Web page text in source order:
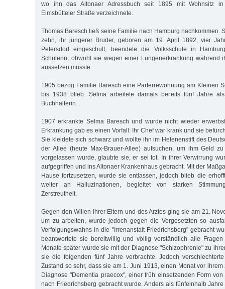
wo ihn das Altonaer Adressbuch seit 1895 mit Wohnsitz
Eimsbütteler Straße verzeichnete.
Thomas Baresch ließ seine Familie nach Hamburg nachkommen.
zehn, ihr jüngerer Bruder, geboren am 19. April 1892, vier
Petersdorf eingeschult, beendete die Volksschule in
Schülerin, obwohl sie wegen einer Lungenerkrankung während
aussetzen musste.
1905 bezog Familie Baresch eine Parterrewohnung am Kleinen
bis 1938 blieb. Selma arbeitete damals bereits fünf Jahre
Buchhalterin.
1907 erkrankte Selma Baresch und wurde nicht wieder
Erkrankung gab es einen Vorfall: Ihr Chef war krank und sie
Sie kleidete sich schwarz und wollte ihn im Helenenstift des
der Allee (heute Max-Brauer-Allee) aufsuchen, um ihm Geld
vorgelassen wurde, glaubte sie, er sei tot. In ihrer Verwirrung
aufgegriffen und ins Altonaer Krankenhaus gebracht. Mit der
Hause fortzusetzen, wurde sie entlassen, jedoch blieb die
weiter an Halluzinationen, begleitet von starken
Zerstreutheit.
Gegen den Willen ihrer Eltern und des Arztes ging sie am 21.
um zu arbeiten, wurde jedoch gegen die Vorgesetzten so
Verfolgungswahns in die "Irrenanstalt Friedrichsberg" gebracht
beantwortete sie bereitwillig und völlig verständlich alle
Monate später wurde sie mit der Diagnose "Schizophrenie" zu
sie die folgenden fünf Jahre verbrachte. Jedoch
Zustand so sehr, dass sie am 1. Juni 1913, einen Monat vor ihrem
Diagnose "Dementia praecox", einer früh einsetzenden Form
nach Friedrichsberg gebracht wurde. Anders als fünfeinhalb